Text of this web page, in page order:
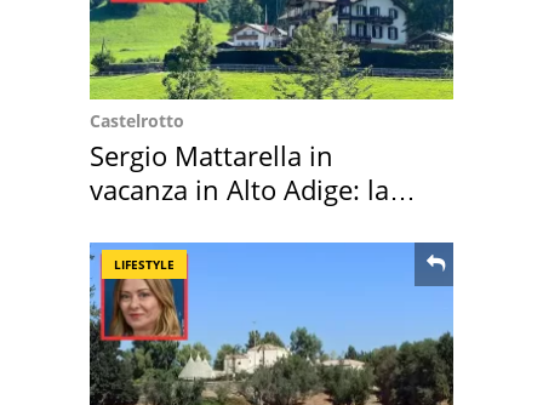
Castelrotto
Sergio Mattarella in
vacanza in Alto Adige: la
LIFESTYLE